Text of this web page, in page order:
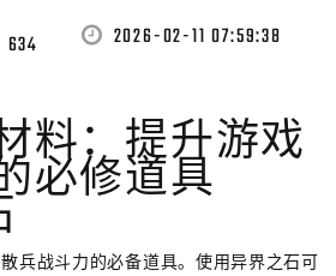
634 2026-02-11 07:59:38
料：提升游戏
必修道具
兵战斗力的必备道具。使用异界之石可